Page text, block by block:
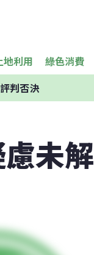
地利用 綠色消費
判否決
未解